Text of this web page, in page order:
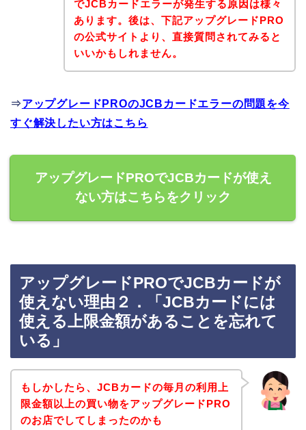
でJCBカードエラーが発生する原因は様々
あります。後は、下記アップグレードPRO
の公式サイトより、直接質問されてみると
いいかもしれません。
⇒アップグレードPROのJCBカードエラーの問題を今
すぐ解決したい方はこちら
アップグレードPROでJCBカードが使え
ない方はこちらをクリック
アップグレードPROでJCBカードが
使えない理由２．「JCBカードには
使える上限金額があることを忘れて
いる」
もしかしたら、JCBカードの毎月の利用上
限金額以上の買い物をアップグレードPRO
のお店でしてしまったのかも